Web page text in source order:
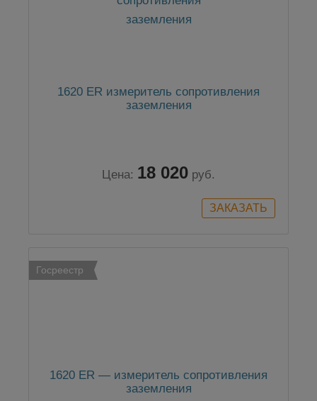
1620 ER измеритель сопротивления
заземления
Цена: 18 020 руб.
Госреестр
1620 ER — измеритель сопротивления
заземления